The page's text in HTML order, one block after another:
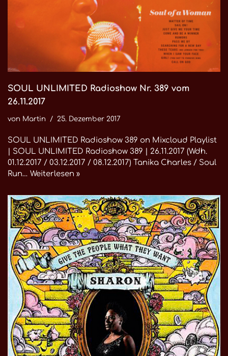
SOUL UNLIMITED Radioshow Nr. 389 vom
26.11.2017
von Martin 25. Dezember 2017
SOUL UNLIMITED Radioshow 389 on Mixcloud Playlist
| SOUL UNLIMITED Radioshow 389 | 26.11.2017 (Wdh.
01.12.2017 / 03.12.2017 / 08.12.2017) Tanika Charles / Soul
Run… Weiterlesen »